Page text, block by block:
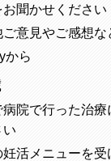
聞かせください
ご意見やご感想な
から
院で行った治療
い
妊活メニューを受